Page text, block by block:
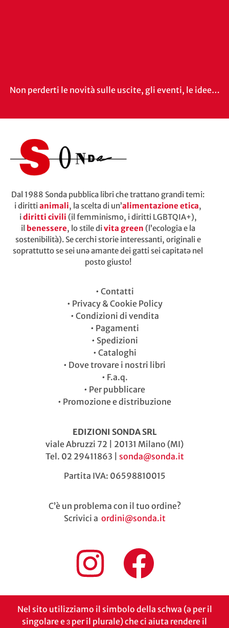
Non perderti le novità sulle uscite, gli eventi, le idee…
Dal 1988 Sonda pubblica libri che trattano grandi temi:
i dirittianimali, la scelta di un’alimentazione etica,
idiritti civili (il femminismo, i diritti LGBTQIA+),
il benessere, lo stile divita green (l’ecologia e la
sostenibilità). Se cerchi storie interessanti, originali e
soprattutto se sei unə amante dei gatti sei capitatə nel
posto giusto!
• Contatti
• Privacy & Cookie Policy
• Condizioni di vendita
• Pagamenti
• Spedizioni
• Cataloghi
• Dove trovare i nostri libri
• F.a.q.
• Per pubblicare
• Promozione e distribuzione
EDIZIONI SONDA SRL
viale Abruzzi 72 | 20131 Milano (MI)
Tel. 02 29411863 | sonda@sonda.it
Partita IVA: 06598810015
C’è un problema con il tuo ordine?
Scrivici a ordini@sonda.it
Nel sito utilizziamo il simbolo della schwa (ə per il
singolare e ɜ per il plurale) che ci aiuta rendere il